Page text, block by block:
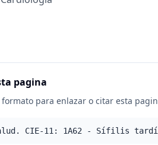
pagina
formato para enlazar o citar esta
CIE-11: 1A62 - Sífilis